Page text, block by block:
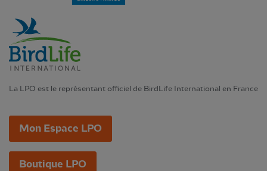
La LPO est le représentant officiel de BirdLife International en France
Mon Espace LPO
Boutique LPO